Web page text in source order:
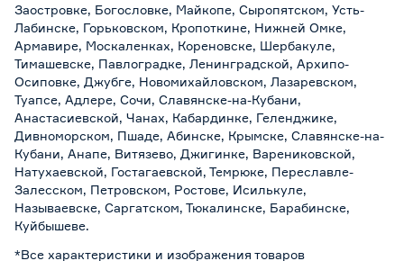
Заостровке, Богословке, Майкопе, Сыропятском, Усть-
Лабинске, Горьковском, Кропоткине, Нижней Омке,
Армавире, Москаленках, Кореновске, Шербакуле,
Тимашевске, Павлоградке, Ленинградской, Архипо-
Осиповке, Джубге, Новомихайловском, Лазаревском,
Туапсе, Адлере, Сочи, Славянске-на-Кубани,
Анастасиевской, Чанах, Кабардинке, Геленджике,
Дивноморском, Пшаде, Абинске, Крымске, Славянске-на-
Кубани, Анапе, Витязево, Джигинке, Варениковской,
Натухаевской, Гостагаевской, Темрюке, Переславле-
Залесском, Петровском, Ростове, Исилькуле,
Называевске, Саргатском, Тюкалинске, Барабинске,
Куйбышеве.
*Все характеристики и изображения товаров